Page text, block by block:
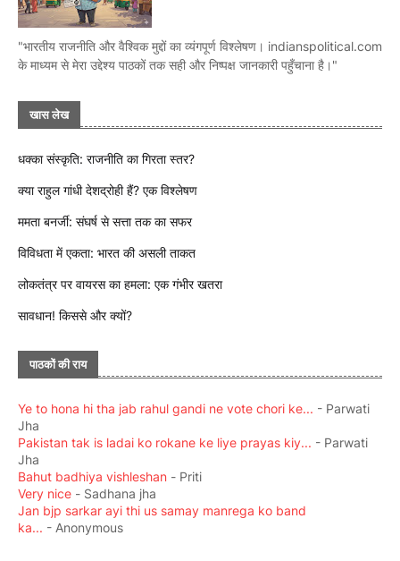
"भारतीय राजनीति और वैश्विक मुद्दों का व्यंगपूर्ण विश्लेषण। indianspolitical.com
के माध्यम से मेरा उद्देश्य पाठकों तक सही और निष्पक्ष जानकारी पहुँचाना है।"
खास लेख
धक्का संस्कृति: राजनीति का गिरता स्तर?
क्या राहुल गांधी देशद्रोही हैं? एक विश्लेषण
ममता बनर्जी: संघर्ष से सत्ता तक का सफर
विविधता में एकता: भारत की असली ताकत
लोकतंत्र पर वायरस का हमला: एक गंभीर खतरा
सावधान! किससे और क्यों?
पाठकों की राय
Ye to hona hi tha jab rahul gandi ne vote chori ke... - Parwati
Jha
Pakistan tak is ladai ko rokane ke liye prayas kiy... - Parwati
Jha
Bahut badhiya vishleshan - Priti
Very nice - Sadhana jha
Jan bjp sarkar ayi thi us samay manrega ko band
ka... - Anonymous